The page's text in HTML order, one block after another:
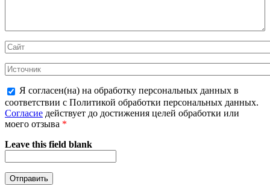
Я согласен(на) на обработку персональных данных в
соответствии с Политикой обработки персональных данных.
Согласие действует до достижения целей обработки или
моего отзыва *
Leave this field blank